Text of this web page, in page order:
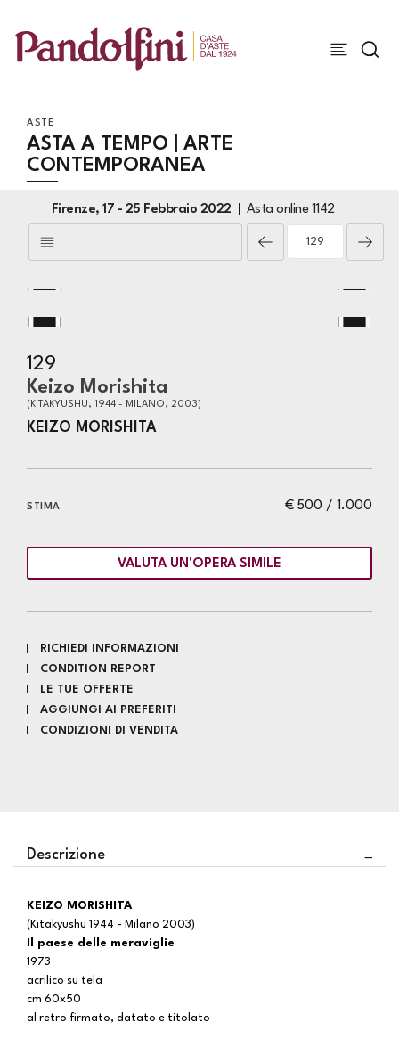
ASTE
ASTA A TEMPO | ARTE
CONTEMPORANEA
Firenze, 17 - 25 Febbraio 2022 Asta online 1142
129
Keizo Morishita
(KITAKYUSHU, 1944 - MILANO, 2003)
KEIZO MORISHITA
€ 500 / 1.000
STIMA
VALUTA UN'OPERA SIMILE
RICHIEDI INFORMAZIONI
CONDITION REPORT
LE TUE OFFERTE
AGGIUNGI AI PREFERITI
CONDIZIONI DI VENDITA
Descrizione
KEIZO MORISHITA
(Kitakyushu 1944 - Milano 2003)
Il paese delle meraviglie
1973
acrilico su tela
cm 60x50
al retro firmato, datato e titolato